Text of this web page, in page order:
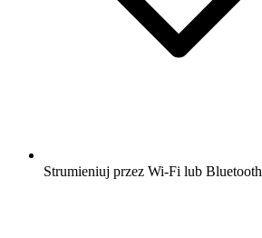
Strumieniuj przez Wi-Fi lub Bluetooth